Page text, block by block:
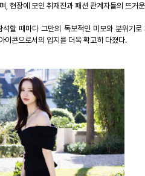
현장에 모인 취재진과 패션 관계자들의 뜨거
할 때마다 그만의 독보적인 미모와 분위기
이콘으로서의 입지를 더욱 확고히 다졌다.